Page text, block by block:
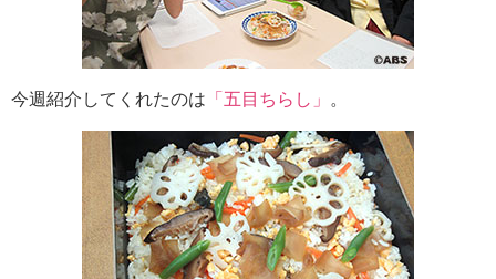
今週紹介してくれたのは 「五目ちらし」 。